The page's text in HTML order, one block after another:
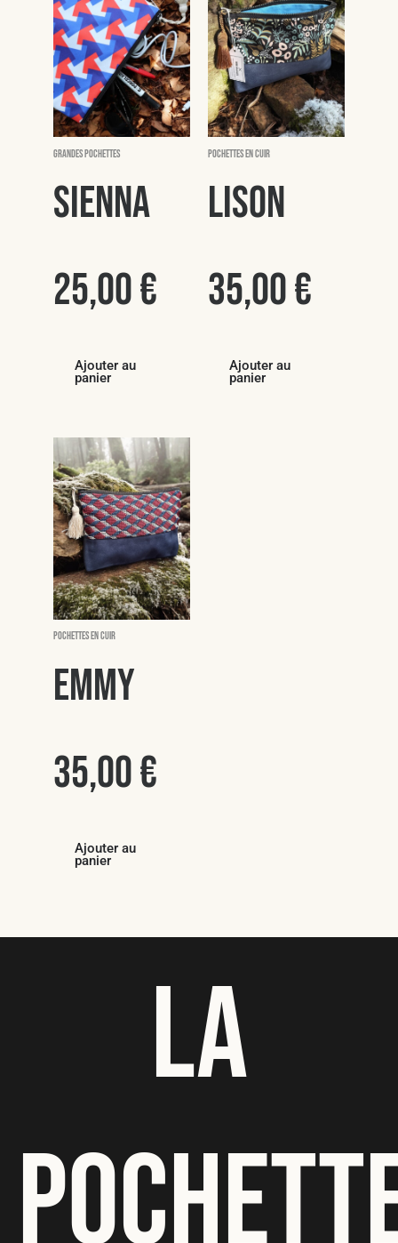
Grandes pochettes
Sienna
25,00€
Ajouter au
panier
Pochettes en cuir
Lison
35,00€
Ajouter au
panier
Pochettes en cuir
Emmy
35,00€
Ajouter au
panier
LA